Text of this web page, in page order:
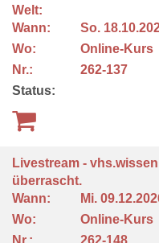
Welt:
Wann:
So.
Wo:
Online-Kurs
Nr.:
262-137
Status:
Livestream -
überrascht.
Wann:
Mi.
Wo:
Online-Kurs
Nr.:
262-148